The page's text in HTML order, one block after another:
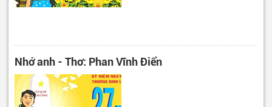
Nhớ anh - Thơ: Phan Vĩnh Điển